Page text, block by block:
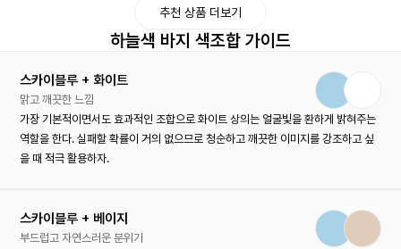
추천 상품 더보기
하늘색 바지 색조합 가이드
스카이블루 + 화이트
맑고 깨끗한 느낌
가장 기본적이면서도 효과적인 조합으로 화이트 상의는 얼굴빛을 환하게 밝혀주는
역할을 한다. 실패할 확률이 거의 없으므로 청순하고 깨끗한 이미지를 강조하고 싶
을 때 적극 활용하자.
스카이블루 + 베이지
부드럽고 자연스러운 분위기